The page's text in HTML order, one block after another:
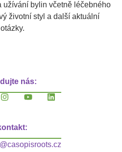
užívání bylin včetně léčebného
životní styl a další aktuální
otázky.
nás: